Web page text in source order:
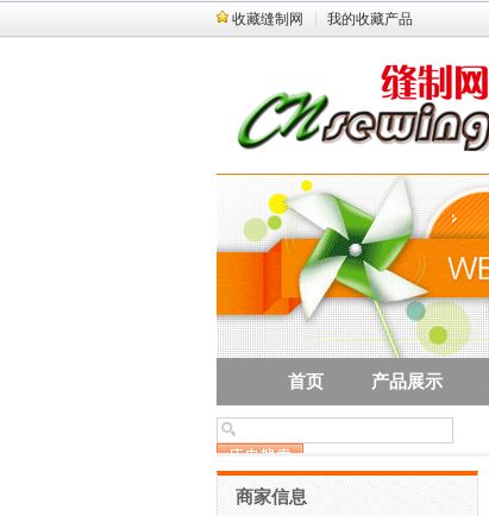
收藏缝制网 我的收藏产品
首页 产品展示
商家信息